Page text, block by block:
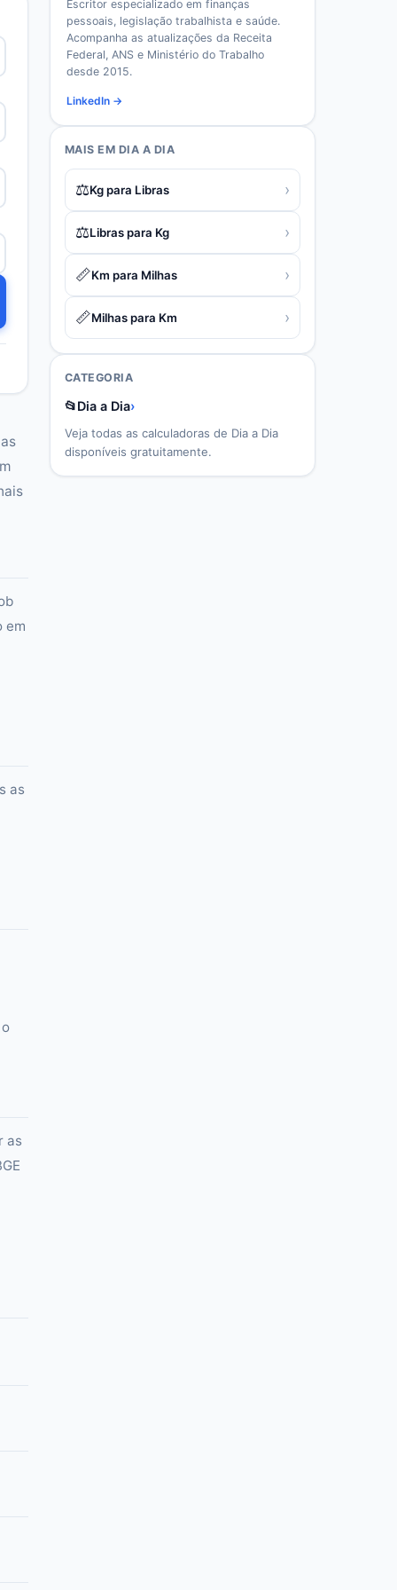
em
as
as
Escritor especializado em finanças
pessoais, legislação trabalhista e saúde.
Acompanha as atualizações da Receita
Federal, ANS e Ministério do Trabalho
desde 2015.
LinkedIn →
MAIS EM DIA A DIA
⚖️Kg para Libras ›
⚖️Libras para Kg ›
📏Km para Milhas ›
📏Milhas para Km ›
CATEGORIA
📂Dia a Dia›
Veja todas as calculadoras de Dia a Dia
disponíveis gratuitamente.